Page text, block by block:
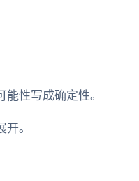
性写成确定性。
。